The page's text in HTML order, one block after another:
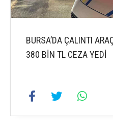
BURSA’DA ÇALINTI
380 BİN TL CEZA YEDİ